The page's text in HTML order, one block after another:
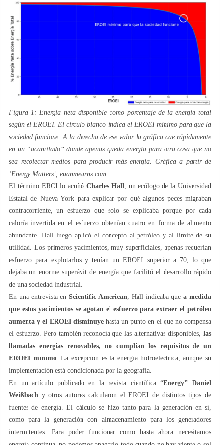
Figura 1: Energía neta disponible como porcentaje de la energía total
según el EROEI. El círculo blanco indica el EROEI mínimo para que la
sociedad funcione. A la derecha de ese valor la gráfica cae rápidamente
en un “acantilado” donde apenas queda energía para otra cosa que no
sea recolectar medios para producir más energía. Gráfica a partir de
‘Energy Matters’, euanmearns.com.
El término EROI lo acuñóCharles Hall , un ecólogo de la Universidad
Estatal de Nueva York para explicar por qué algunos peces migraban
contracorriente, un esfuerzo que solo se explicaba porque por cada
caloría invertida en el esfuerzo obtenían cuatro en forma de alimento
abundante. Hall luego aplicó el concepto al petróleo y al límite de su
utilidad. Los primeros yacimientos, muy superficiales, apenas requerían
esfuerzo para explotarlos y tenían un EROEI superior a 70, lo que
dejaba un enorme superávit de energía que facilitó el desarrollo rápido
de una sociedad industrial.
En una entrevista enScientific American , Hall indicaba quea medida
que estos yacimientos se agotan el esfuerzo para extraer el petróleo
aumenta y el EROEI disminuyehasta un punto en el que no compensa
el esfuerzo. Pero también reconocía que las alternativas disponibles, las
llamadas energías renovables, no cumplían los requisitos de un
EROEI mínimo. La excepción es la energía hidroeléctrica, aunque su
implementación está condicionada por la geografía.
En un artículo publicado en la revista científica “Energy” Daniel
Weißbach y otros autores calcularon el EROEI de distintos tipos de
fuentes de energía. El cálculo se hizo tanto para la generación en sí,
como para la generación con almacenamiento para los generadores
intermitentes. Para poder funcionar como hasta ahora necesitamos